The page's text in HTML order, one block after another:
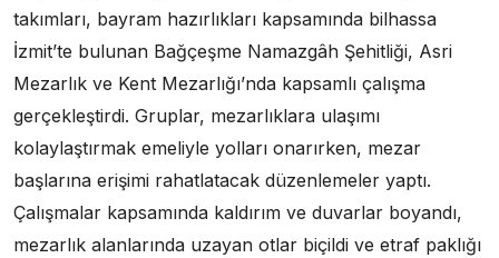
takımları, bayram hazırlıkları kapsamında bilhassa
İzmit’te bulunan Bağçeşme Namazgâh Şehitliği, Asri
Mezarlık ve Kent Mezarlığı’nda kapsamlı çalışma
gerçekleştirdi. Gruplar, mezarlıklara ulaşımı
kolaylaştırmak emeliyle yolları onarırken, mezar
başlarına erişimi rahatlatacak düzenlemeler yaptı.
Çalışmalar kapsamında kaldırım ve duvarlar boyandı,
mezarlık alanlarında uzayan otlar biçildi ve etraf paklığı